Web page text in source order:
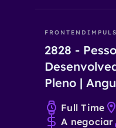
FRONTEND
2828 -
Pleno |
Full Time
A negociar